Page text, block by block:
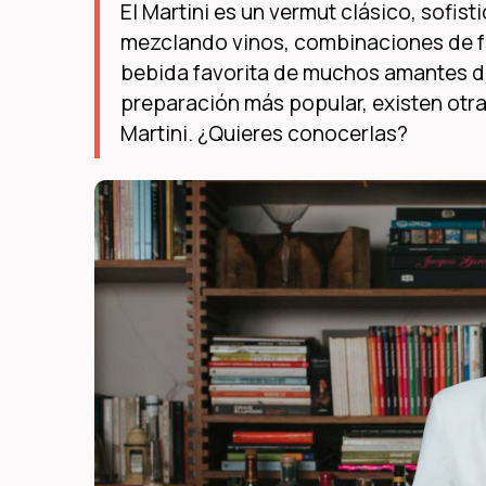
El Martini es un vermut clásico,
mezclando vinos, combinaciones de
bebida favorita de muchos amantes
preparación más popular, existen
Martini. ¿Quieres conocerlas?